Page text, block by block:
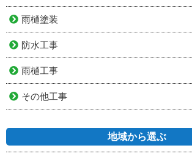
雨樋塗装
防水工事
雨樋工事
その他工事
地域から選ぶ